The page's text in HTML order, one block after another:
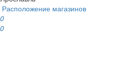
Расположение магазинов
0
0